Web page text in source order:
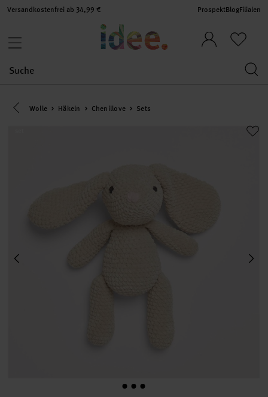
Versandkostenfrei ab 34,99 € ProspektBlogFilialen
Eine Kategorie zurück navigieren
Wolle Häkeln Chenillove Sets